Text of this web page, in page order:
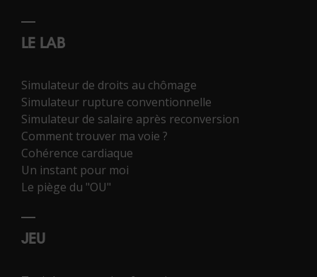
LE LAB
Simulateur de droits au chômage
Simulateur rupture conventionnelle
Simulateur de salaire après reconversion
Comment trouver ma voie ?
Cohérence cardiaque
Un instant pour moi
Le piège du "OU"
JEU